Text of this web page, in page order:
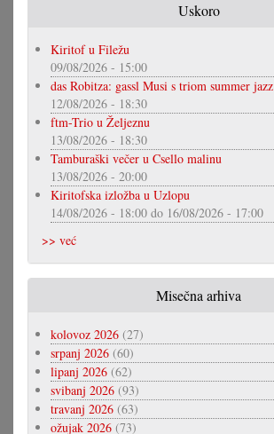
Uskoro
Kiritof u Filežu
09/08/2026 - 15:00
das Robitza: gassl Musi s triom summer jazz
12/08/2026 - 18:30
ftm-Trio u Željeznu
13/08/2026 - 18:30
Tamburaški večer u Csello malinu
13/08/2026 - 20:00
Kiritofska izložba u Uzlopu
14/08/2026 - 18:00 do 16/08/2026 - 17:00
>> već
Misečna arhiva
kolovoz 2026 (27)
srpanj 2026 (60)
lipanj 2026 (62)
svibanj 2026 (93)
travanj 2026 (63)
ožujak 2026 (73)